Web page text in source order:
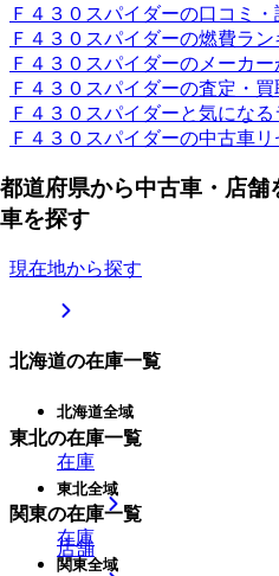
Ｆ４３０スパイダーの口コミ
Ｆ４３０スパイダーの燃費ラ
Ｆ４３０スパイダーのメーカ
Ｆ４３０スパイダーの査定・
Ｆ４３０スパイダーと気にな
Ｆ４３０スパイダーの中古車
都道府県から中古車・店舗
車を探す
現在地から探す
北海道の在庫一覧
北海道全域
在庫
店舗
東北の在庫一覧
東北全域
在庫
関東の在庫一覧
関東全域